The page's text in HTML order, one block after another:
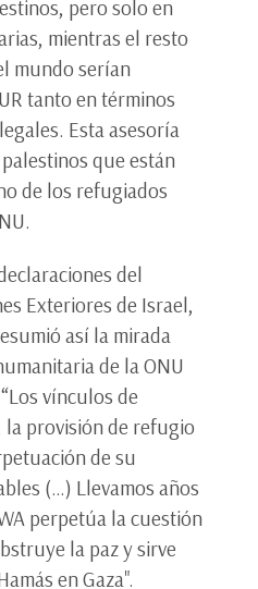
pero solo en
mientras el resto
mundo serían
tanto en términos
Esta asesoría
que están
de los refugiados
del
Exteriores de Israel,
así la mirada
de la ONU
vínculos de
la provisión de refugio
de su
(…) Llevamos años
perpetúa la cuestión
la paz y sirve
en Gaza".